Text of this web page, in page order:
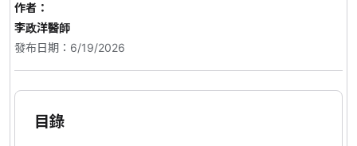
作者：
李政洋醫師
發布日期：6/19/2026
目錄